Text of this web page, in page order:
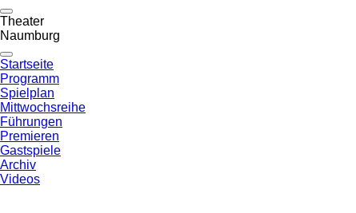
Theater
Naumburg
Startseite
Programm
Spielplan
Mittwochsreihe
Führungen
Premieren
Gastspiele
Archiv
Videos